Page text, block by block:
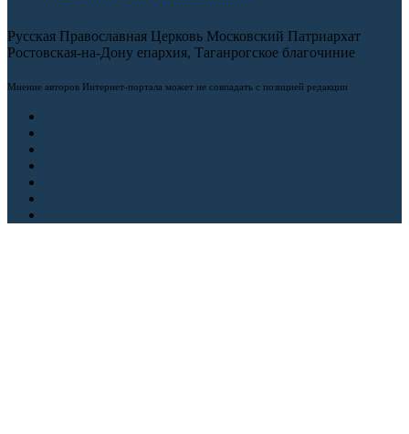
Русская Православная Церковь Московский Патриархат
Ростовская-на-Дону епархия, Таганрогское благочиние
Мнение авторов Интернет-портала может не совпадать с позицией редакции